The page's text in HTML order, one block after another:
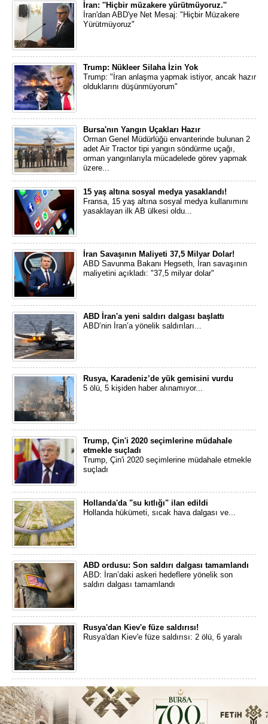
İran: ''Hiçbir müzakere yürütmüyoruz.''
İran'dan ABD'ye Net Mesaj: "Hiçbir Müzakere
Yürütmüyoruz"
Trump: Nükleer Silaha İzin Yok
Trump: "İran anlaşma yapmak istiyor, ancak hazır
olduklarını düşünmüyorum"
Bursa'nın Yangın Uçakları Hazır
Orman Genel Müdürlüğü envanterinde bulunan 2
adet Air Tractor tipi yangın söndürme uçağı,
orman yangınlarıyla mücadelede görev yapmak
üzere...
15 yaş altına sosyal medya yasaklandı!
Fransa, 15 yaş altına sosyal medya kullanımını
yasaklayan ilk AB ülkesi oldu...
İran Savaşının Maliyeti 37,5 Milyar Dolar!
ABD Savunma Bakanı Hegseth, İran savaşının
maliyetini açıkladı: "37,5 milyar dolar"
ABD İran'a yeni saldırı dalgası başlattı
ABD’nin İran’a yönelik saldırıları...
Rusya, Karadeniz’de yük gemisini vurdu
5 ölü, 5 kişiden haber alınamıyor...
Trump, Çin'i 2020 seçimlerine müdahale
etmekle suçladı
Trump, Çin'i 2020 seçimlerine müdahale etmekle
suçladı
Hollanda'da "su kıtlığı" ilan edildi
Hollanda hükümeti, sıcak hava dalgası ve...
ABD ordusu: Son saldırı dalgası tamamlandı
ABD: İran’daki askeri hedeflere yönelik son
saldırı dalgası tamamlandı
Rusya'dan Kiev'e füze saldırısı!
Rusya'dan Kiev'e füze saldırısı: 2 ölü, 6 yaralı